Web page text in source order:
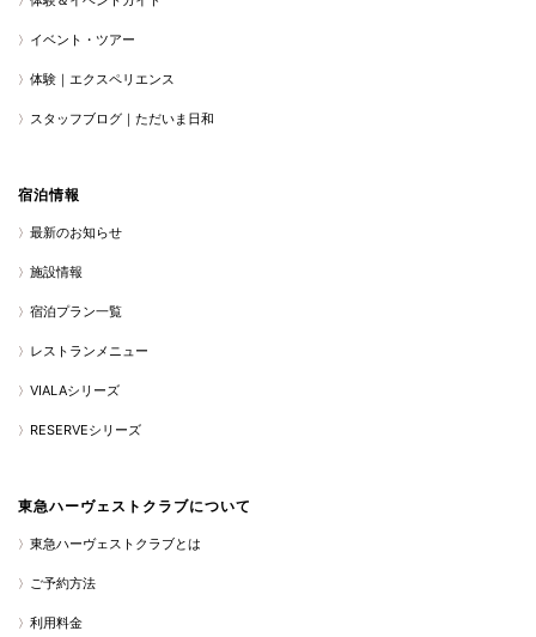
イベント・ツアー
体験｜エクスペリエンス
スタッフブログ｜ただいま日和
宿泊情報
最新のお知らせ
施設情報
宿泊プラン一覧
レストランメニュー
VIALAシリーズ
RESERVEシリーズ
東急ハーヴェストクラブについて
東急ハーヴェストクラブとは
ご予約方法
利用料金